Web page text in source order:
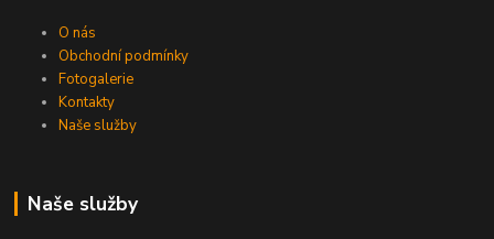
O nás
Obchodní podmínky
Fotogalerie
Kontakty
Naše služby
Naše služby